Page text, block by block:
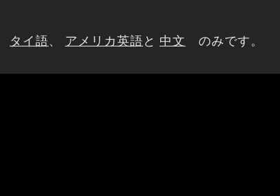
タイ語、 アメリカ英語と 中文 のみです。